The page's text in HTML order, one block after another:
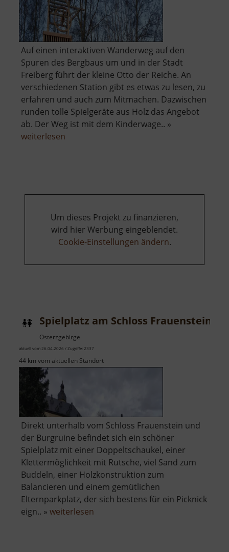
Auf einen interaktiven Wanderweg auf den
Spuren des Bergbaus um und in der Stadt
Freiberg führt der kleine Otto der Reiche. An
verschiedenen Station gibt es etwas zu lesen, zu
erfahren und auch zum Mitmachen. Dazwischen
runden tolle Spielgeräte aus Holz das Angebot
ab. Der Weg ist mit dem Kinderwage.. »
weiterlesen
Um dieses Projekt zu finanzieren,
wird hier Werbung eingeblendet.
Cookie-Einstellungen ändern.
Spielplatz am Schloss Frauenstein
Osterzgebirge
aktuell vom 26.04.2026 / Zugriffe: 2337
44 km vom aktuellen Standort
Direkt unterhalb vom Schloss Frauenstein und
der Burgruine befindet sich ein schöner
Spielplatz mit einer Doppeltschaukel, einer
Klettermöglichkeit mit Rutsche, viel Sand zum
Buddeln, einer Holzkonstruktion zum
Balancieren und einem gemütlichen
Elternparkplatz, der sich bestens für ein Picknick
eign.. » weiterlesen